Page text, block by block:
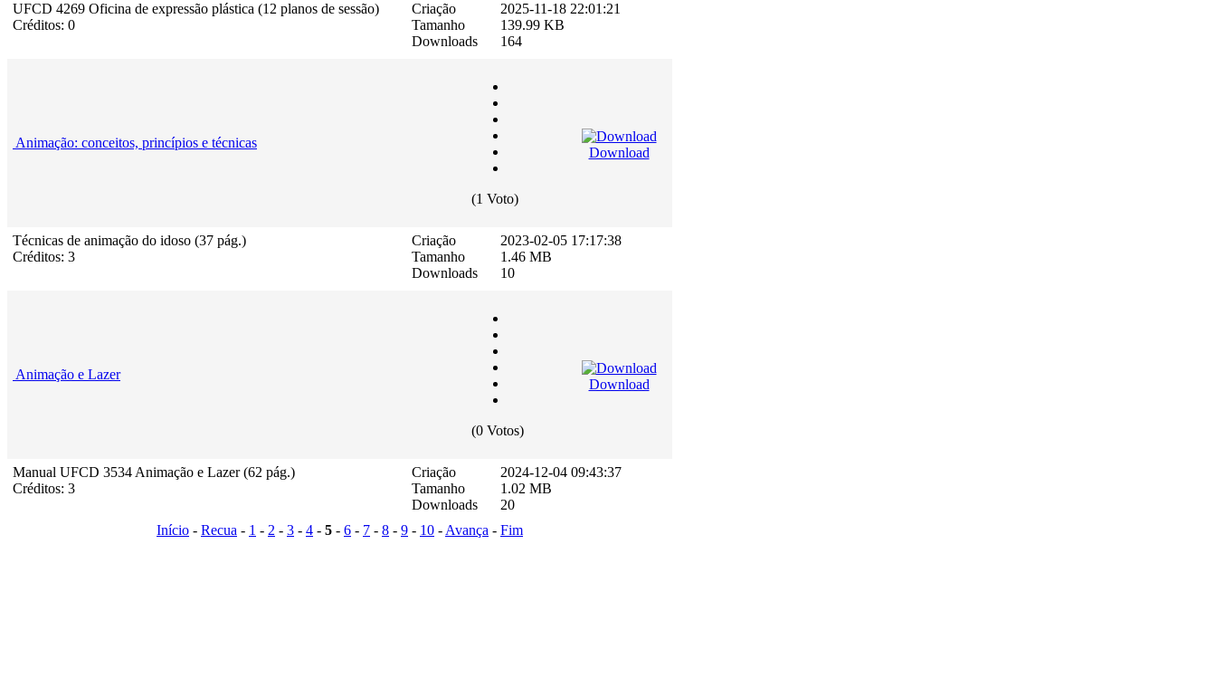
UFCD 4269 Oficina de expressão plástica (12 planos de sessão)
Créditos: 0
Criação
Tamanho
Downloads
2025-11-18 22:01:21
139.99 KB
164
Animação: conceitos, princípios e técnicas
(1 Voto)
Download
Técnicas de animação do idoso (37 pág.)
Créditos: 3
Criação
Tamanho
Downloads
2023-02-05 17:17:38
1.46 MB
10
Animação e Lazer
(0 Votos)
Download
Manual UFCD 3534 Animação e Lazer (62 pág.)
Créditos: 3
Criação
Tamanho
Downloads
2024-12-04 09:43:37
1.02 MB
20
Início - Recua - 1 - 2 - 3 - 4 - 5 - 6 - 7 - 8 - 9 - 10 -Avança - Fim